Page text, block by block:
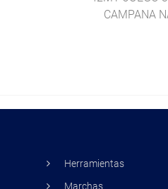
CAMPANA
Herramientas
Marchas